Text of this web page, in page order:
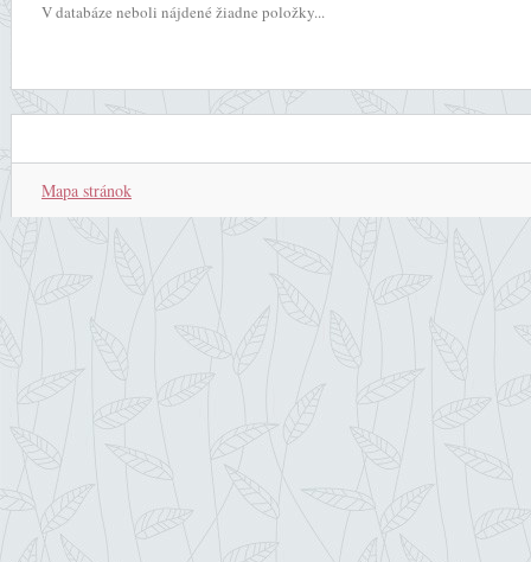
V databáze neboli nájdené žiadne položky...
Mapa stránok